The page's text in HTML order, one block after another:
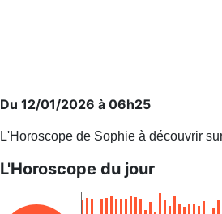
Du 12/01/2026 à 06h25
L'Horoscope de Sophie à découvrir
L'Horoscope du jour